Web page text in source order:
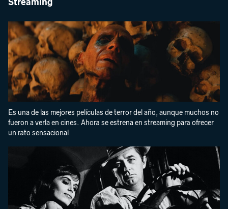
Es una de las mejores películas de terror del año, aunque muchos no
fueron a verla en cines. Ahora se estrena en streaming para ofrecer
un rato sensacional